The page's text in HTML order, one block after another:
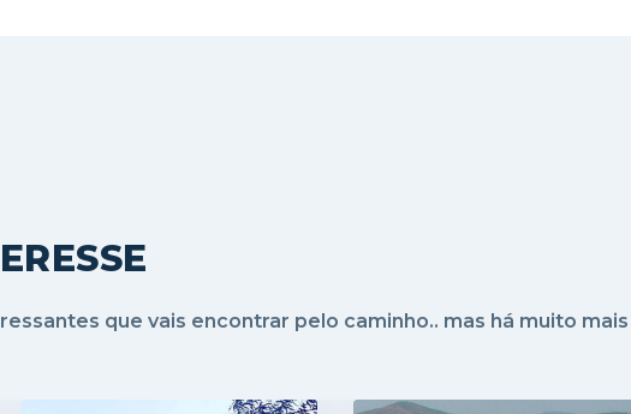
que vais encontrar pelo caminho.. mas há muito